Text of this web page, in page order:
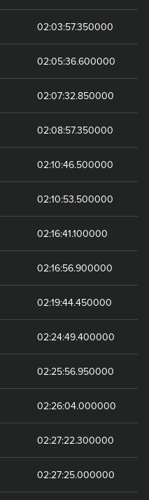
02:03:57.350000
02:05:36.600000
02:07:32.850000
02:08:57.350000
02:10:46.500000
02:10:53.500000
02:16:41.100000
02:16:56.900000
02:19:44.450000
02:24:49.400000
02:25:56.950000
02:26:04.000000
02:27:22.300000
02:27:25.000000